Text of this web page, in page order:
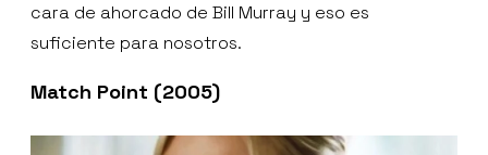
cara de ahorcado de Bill Murray y eso es
suficiente para nosotros.
Match Point (2005)